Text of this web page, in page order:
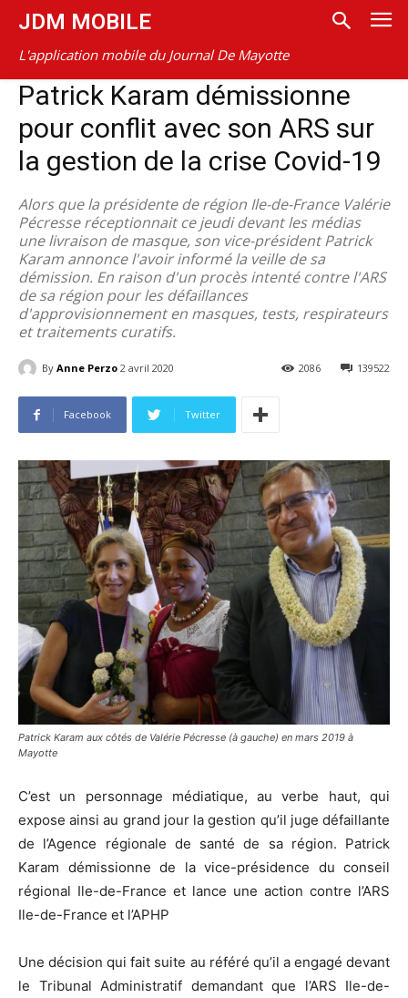
JDM MOBILE
L'application mobile du Journal De Mayotte
Patrick Karam démissionne
pour conflit avec son ARS sur
la gestion de la crise Covid-19
Alors que la présidente de région Ile-de-France Valérie
Pécresse réceptionnait ce jeudi devant les médias
une livraison de masque, son vice-président Patrick
Karam annonce l'avoir informé la veille de sa
démission. En raison d'un procès intenté contre l'ARS
de sa région pour les défaillances
d'approvisionnement en masques, tests, respirateurs
et traitements curatifs.
By Anne Perzo 2 avril 2020 139522
2086
Facebook Twitter
Patrick Karam aux côtés de Valérie Pécresse (à gauche) en mars 2019 à
Mayotte
C’est un personnage médiatique, au verbe haut, qui
expose ainsi au grand jour la gestion qu’il juge défaillante
de l’Agence régionale de santé de sa région. Patrick
Karam démissionne de la vice-présidence du conseil
régional Ile-de-France et lance une action contre l’ARS
Ile-de-France et l’APHP
Une décision qui fait suite au référé qu’il a engagé devant
le Tribunal Administratif demandant que l’ARS Ile-de-